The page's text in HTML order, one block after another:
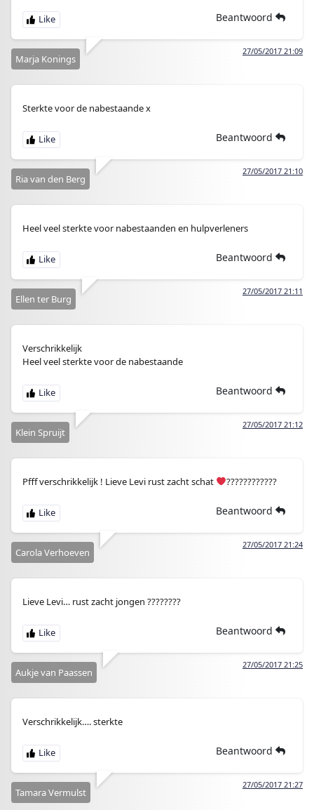
Beantwoord
27/05/2017 21:09
Marja Konings
Sterkte voor de nabestaande x
Beantwoord
27/05/2017 21:10
Ria van den Berg
Heel veel sterkte voor nabestaanden en hulpverleners
Beantwoord
27/05/2017 21:11
Ellen ter Burg
Verschrikkelijk
Heel veel sterkte voor de nabestaande
Beantwoord
27/05/2017 21:12
Klein Spruijt
Pfff verschrikkelijk ! Lieve Levi rust zacht schat ????????????
Beantwoord
27/05/2017 21:24
Carola Verhoeven
Lieve Levi… rust zacht jongen ????????
Beantwoord
27/05/2017 21:25
Aukje van Paassen
Verschrikkelijk…. sterkte
Beantwoord
27/05/2017 21:27
Tamara Vermulst